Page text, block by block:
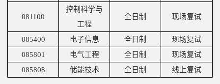
中
081100
控制科学与
工程
全日制 现场复试
085400 电子信息 全日制
现场复试
085801
电气工程 全日制
现场复试
085808
储能技术 全日制 线上复试